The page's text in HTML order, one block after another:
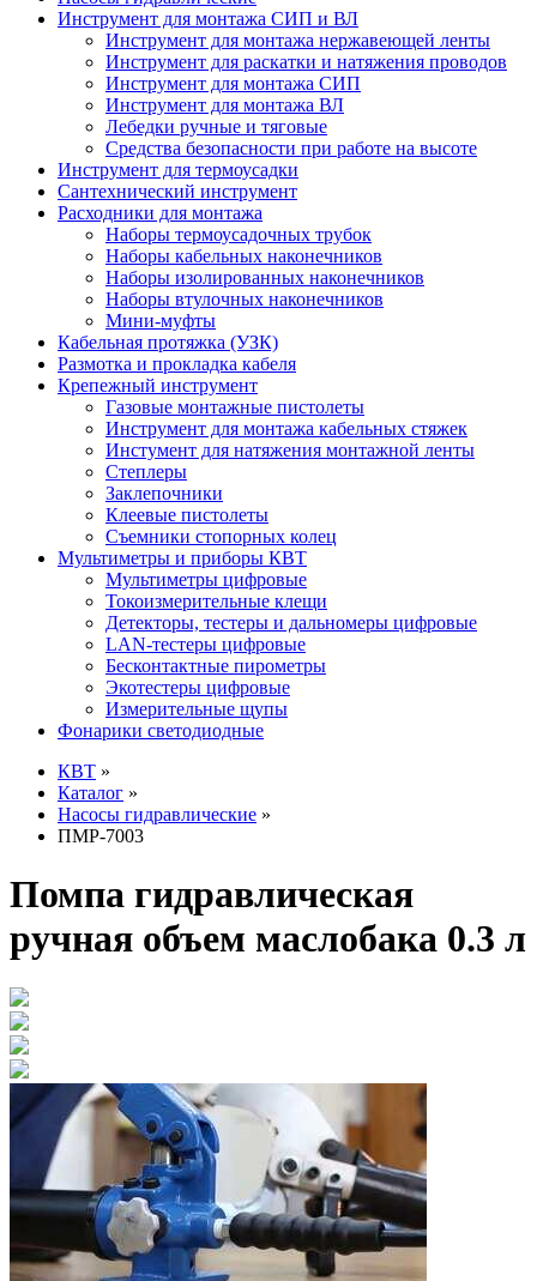
Инструмент для монтажа СИП и ВЛ
Инструмент для монтажа нержавеющей ленты
Инструмент для раскатки и натяжения проводов
Инструмент для монтажа СИП
Инструмент для монтажа ВЛ
Лебедки ручные и тяговые
Средства безопасности при работе на высоте
Инструмент для термоусадки
Сантехнический инструмент
Расходники для монтажа
Наборы термоусадочных трубок
Наборы кабельных наконечников
Наборы изолированных наконечников
Наборы втулочных наконечников
Мини-муфты
Кабельная протяжка (УЗК)
Размотка и прокладка кабеля
Крепежный инструмент
Газовые монтажные пистолеты
Инструмент для монтажа кабельных стяжек
Инстумент для натяжения монтажной ленты
Степлеры
Заклепочники
Клеевые пистолеты
Съемники стопорных колец
Мультиметры и приборы КВТ
Мультиметры цифровые
Токоизмерительные клещи
Детекторы, тестеры и дальномеры цифровые
LAN-тестеры цифровые
Бесконтактные пирометры
Экотестеры цифровые
Измерительные щупы
Фонарики светодиодные
КВТ »
Каталог »
Насосы гидравлические »
ПМР-7003
Помпа гидравлическая
ручная объем маслобака 0.3 л